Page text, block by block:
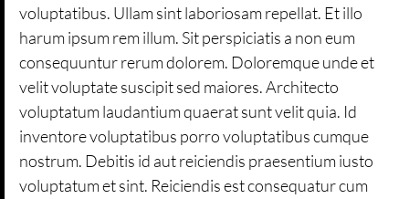
voluptatibus. Ullam sint laboriosam repellat. Et illo
harum ipsum rem illum. Sit perspiciatis a non eum
consequuntur rerum dolorem. Doloremque unde et
velit voluptate suscipit sed maiores. Architecto
voluptatum laudantium quaerat sunt velit quia. Id
inventore voluptatibus porro voluptatibus cumque
nostrum. Debitis id aut reiciendis praesentium iusto
voluptatum et sint. Reiciendis est consequatur cum